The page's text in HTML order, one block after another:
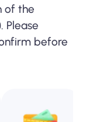
of the
Please
before